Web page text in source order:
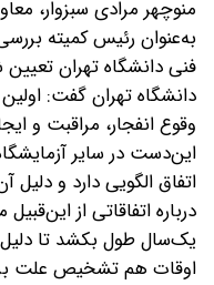
منوچهر مرادی سبزوار،
به‌عنوان رئیس کمیته
فنی دانشگاه تهران
دانشگاه تهران گفت:
وقوع انفجار، مراقبت و
این‌دست در سایر
اتفاق الگویی دارد و
درباره اتفاقاتی از
یک‌سال طول بکشد تا
اوقات هم تشخیص علت